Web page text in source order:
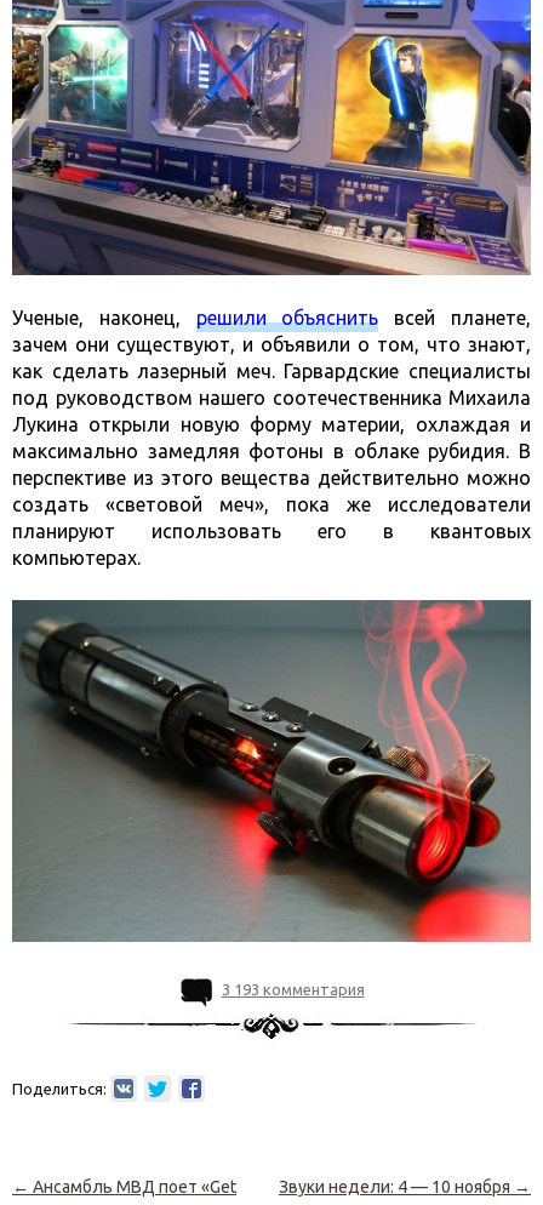
Ученые, наконец, решили объяснить всей планете,
зачем они существуют, и объявили о том, что знают,
как сделать лазерный меч. Гарвардские специалисты
под руководством нашего соотечественника Михаила
Лукина открыли новую форму материи, охлаждая и
максимально замедляя фотоны в облаке рубидия. В
перспективе из этого вещества действительно можно
создать «световой меч», пока же исследователи
планируют использовать его в квантовых
компьютерах.
3 193 комментария
Поделиться:
Навигация по записям
← Ансамбль МВД поет «Get Звуки недели: 4 — 10 ноября →